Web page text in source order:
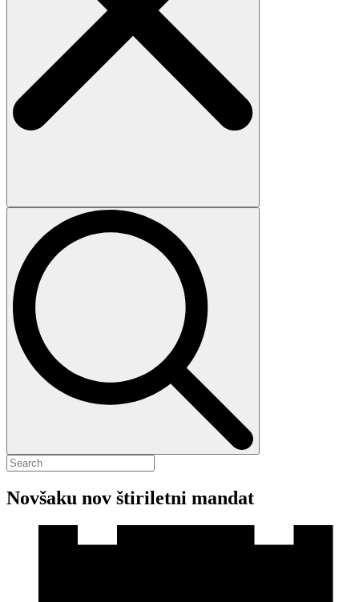
Novšaku nov štiriletni mandat